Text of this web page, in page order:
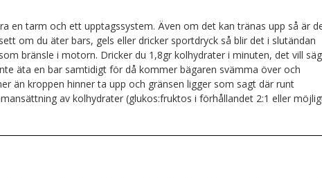
en tarm och ett upptagssystem. Även om det kan tränas upp så är
om du äter bars, gels eller dricker sportdryck så blir det i slutändan
bränsle i motorn. Dricker du 1,8gr kolhydrater i minuten, det vill
äta en bar samtidigt för då kommer bägaren svämma över och
än kroppen hinner ta upp och gränsen ligger som sagt där runt
av kolhydrater (glukos:fruktos i förhållandet 2:1 eller